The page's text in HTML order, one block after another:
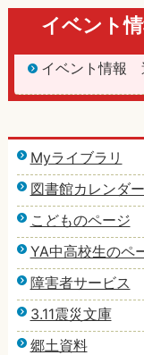
イベント
イベント情報
Myライブラリ
図書館カレンダー
こどものページ
YA中高校生のペ
障害者サービス
3.11震災文庫
郷土資料